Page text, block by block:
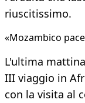
riuscitissimo.
«Mozambico
L'ultima
III viaggio in
con la visita al